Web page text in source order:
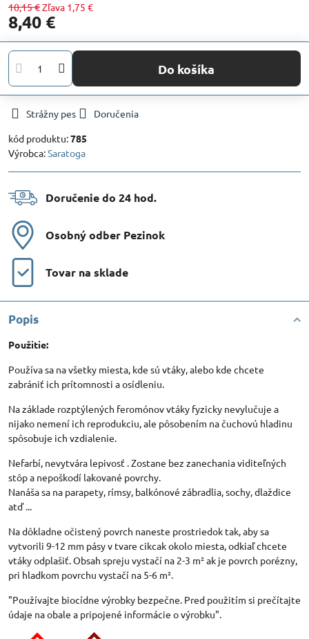
10,15 €Zľava 1,75 €
8,40 €
Do košíka
Strážny pes
Doručenia
kód produktu:785
Výrobca:Saratoga
Doručenie do 24 hod​.
Osobný odber Pezinok
Tovar na sklade
Popis
Použitie:
Používa sa na všetky miesta, kde sú vtáky, alebo kde chcete
zabrániť ich prítomnosti a osídleniu.
Na základe rozptýlených feromónov vtáky fyzicky nevylučuje a
nijako nemení ich reprodukciu, ale pôsobením na čuchovú hladinu
spôsobuje ich vzdialenie.
Nefarbí, nevytvára lepivosť . Zostane bez zanechania viditeľných
stôp a nepoškodí lakované povrchy.
Nanáša sa na parapety, rímsy, balkónové zábradlia, sochy, dlaždice
atď ...
Na dôkladne očistený povrch naneste prostriedok tak, aby sa
vytvorili 9-12 mm pásy v tvare cikcak okolo miesta, odkiaľ chcete
vtáky odplašiť. Obsah spreju vystačí na 2-3 m² ak je povrch porézny,
pri hladkom povrchu vystačí na 5-6 m².
"Používajte biocídne výrobky bezpečne. Pred použitím si prečítajte
údaje na obale a pripojené informácie o výrobku".